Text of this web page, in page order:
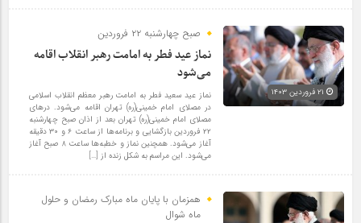
صبح چهارشنبه ۲۲ فروردین
نماز عید فطر به امامت رهبر انقلاب اقامه
می‌شود
نماز عید سعید فطر به امامت رهبر معظم انقلاب اسلامی
در مصلای امام خمینی(ره) تهران اقامه می‌شود. درهای
مصلای امام خمینی(ره) تهران بعد از اذان صبح چهارشنبه
۲۲ فروردین بازگشایی و برنامه‌ها از ساعت ۶ و ۳۰ دقیقه
آغاز می‌شود. همچنین نماز و خطبه‌ها ساعت ۸ صبح آغاز
می‌شود. این مراسم به شکل زنده از […]
همزمان با پایان ماه مبارک رمضان و حلول
ماه شوال